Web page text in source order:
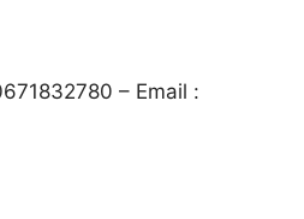
– Email :